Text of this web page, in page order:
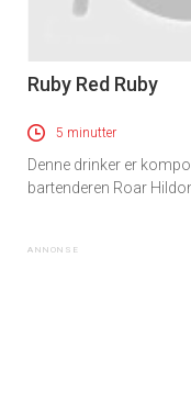
Ruby Red Ruby
5 minutter
Denne drinker er
bartenderen Roar